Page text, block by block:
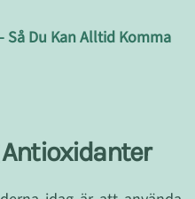
Så Du Kan Alltid Komma